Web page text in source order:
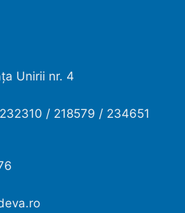
Unirii nr. 4
/ 218579 / 234651